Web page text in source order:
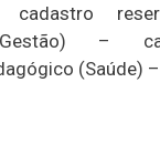
–
(Saúde)